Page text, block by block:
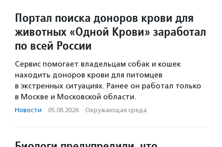
Портал поиска доноров крови для
животных «Одной Крови» заработал
по всей России
Сервис помогает владельцам собак и кошек
находить доноров крови для питомцев
в экстренных ситуациях. Ранее он работал только
в Москве и Московской области.
Новости · 05.08.2026 · Окружающая среда